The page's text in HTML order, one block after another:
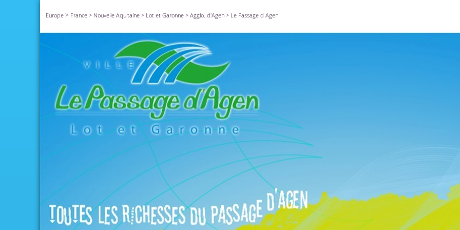
Europe > France > Nouvelle Aquitaine > Lot et Garonne > Agglo. d'Agen > Le Passage d Agen